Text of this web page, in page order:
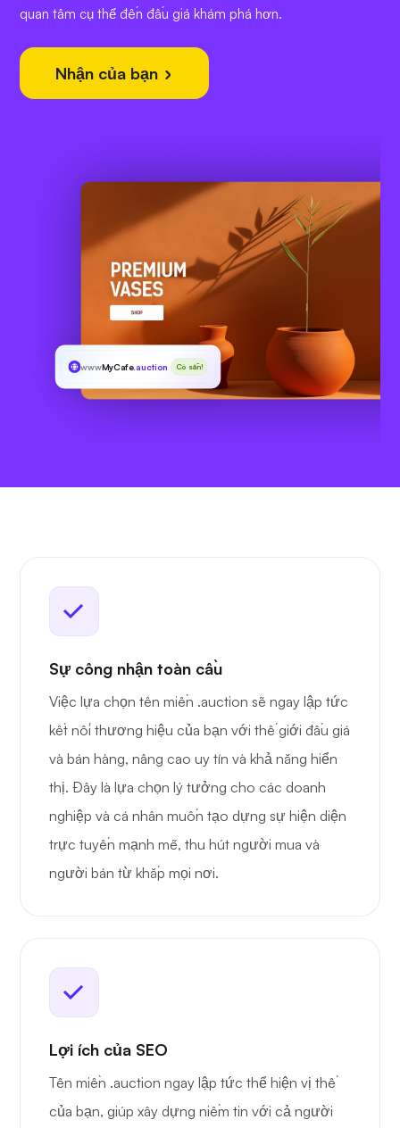
quan tâm cụ thể đến đấu giá khám phá hơn.
Nhận của bạn
wwwMyCafe.auction Có sẵn!
Sự công nhận toàn cầu
Việc lựa chọn tên miền .auction sẽ ngay lập tức
kết nối thương hiệu của bạn với thế giới đấu giá
và bán hàng, nâng cao uy tín và khả năng hiển
thị. Đây là lựa chọn lý tưởng cho các doanh
nghiệp và cá nhân muốn tạo dựng sự hiện diện
trực tuyến mạnh mẽ, thu hút người mua và
người bán từ khắp mọi nơi.
Lợi ích của SEO
Tên miền .auction ngay lập tức thể hiện vị thế
của bạn, giúp xây dựng niềm tin với cả người